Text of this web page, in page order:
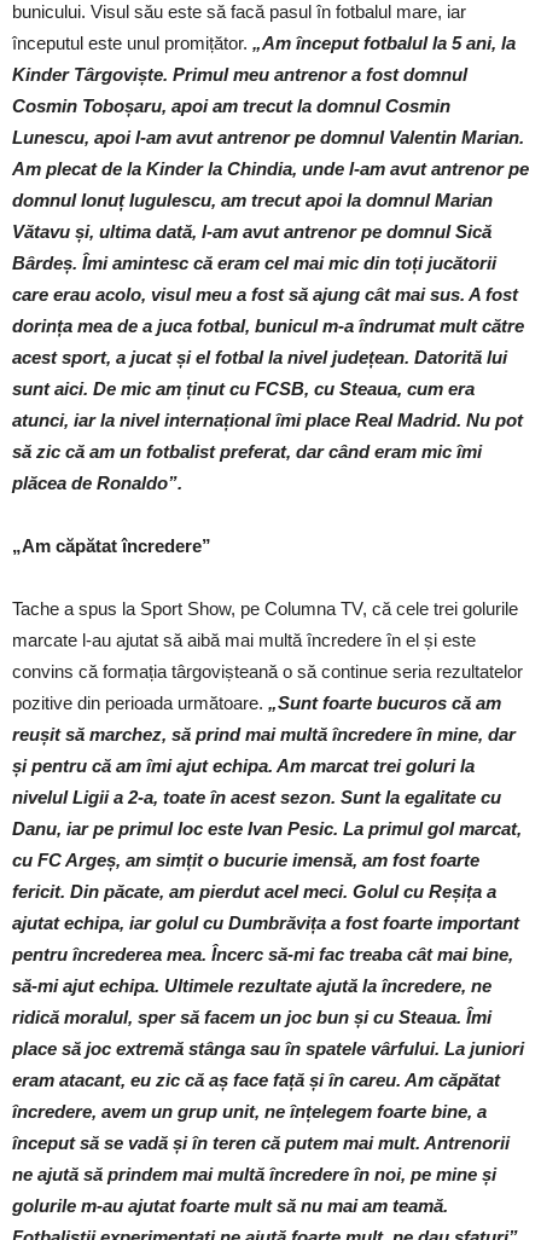
bunicului. Visul său este să facă pasul în fotbalul mare, iar
începutul este unul promițător. „Am început fotbalul la 5 ani, la
Kinder Târgoviște. Primul meu antrenor a fost domnul
Cosmin Toboșaru, apoi am trecut la domnul Cosmin
Lunescu, apoi l-am avut antrenor pe domnul Valentin Marian.
Am plecat de la Kinder la Chindia, unde l-am avut antrenor pe
domnul Ionuț Iugulescu, am trecut apoi la domnul Marian
Vătavu și, ultima dată, l-am avut antrenor pe domnul Sică
Bârdeș. Îmi amintesc că eram cel mai mic din toți jucătorii
care erau acolo, visul meu a fost să ajung cât mai sus. A fost
dorința mea de a juca fotbal, bunicul m-a îndrumat mult către
acest sport, a jucat și el fotbal la nivel județean. Datorită lui
sunt aici. De mic am ținut cu FCSB, cu Steaua, cum era
atunci, iar la nivel internațional îmi place Real Madrid. Nu pot
să zic că am un fotbalist preferat, dar când eram mic îmi
plăcea de Ronaldo”.
„Am căpătat încredere”
Tache a spus la Sport Show, pe Columna TV, că cele trei golurile
marcate l-au ajutat să aibă mai multă încredere în el și este
convins că formația târgovișteană o să continue seria rezultatelor
pozitive din perioada următoare. „Sunt foarte bucuros că am
reușit să marchez, să prind mai multă încredere în mine, dar
și pentru că am îmi ajut echipa. Am marcat trei goluri la
nivelul Ligii a 2-a, toate în acest sezon. Sunt la egalitate cu
Danu, iar pe primul loc este Ivan Pesic. La primul gol marcat,
cu FC Argeș, am simțit o bucurie imensă, am fost foarte
fericit. Din păcate, am pierdut acel meci. Golul cu Reșița a
ajutat echipa, iar golul cu Dumbrăvița a fost foarte important
pentru încrederea mea. Încerc să-mi fac treaba cât mai bine,
să-mi ajut echipa. Ultimele rezultate ajută la încredere, ne
ridică moralul, sper să facem un joc bun și cu Steaua. Îmi
place să joc extremă stânga sau în spatele vârfului. La juniori
eram atacant, eu zic că aș face față și în careu. Am căpătat
încredere, avem un grup unit, ne înțelegem foarte bine, a
început să se vadă și în teren că putem mai mult. Antrenorii
ne ajută să prindem mai multă încredere în noi, pe mine și
golurile m-au ajutat foarte mult să nu mai am teamă.